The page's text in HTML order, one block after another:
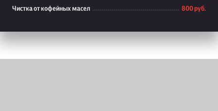
Чистка от кофейных масел 800 руб.